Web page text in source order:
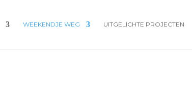
WEEKENDJE WEG UITGELICHTE PROJECTEN